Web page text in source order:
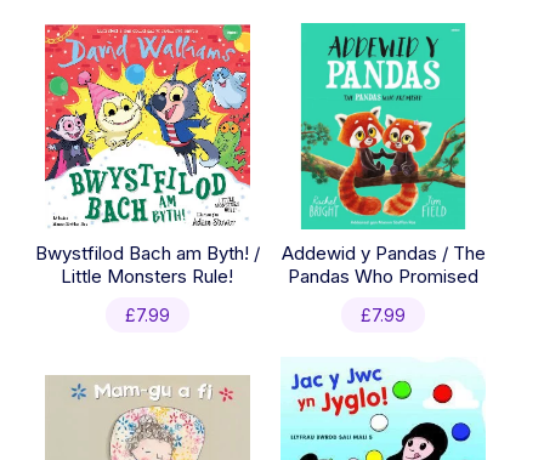
Bwystfilod Bach am Byth! /
Little Monsters Rule!
£7.99
Addewid y Pandas / The
Pandas Who Promised
£7.99